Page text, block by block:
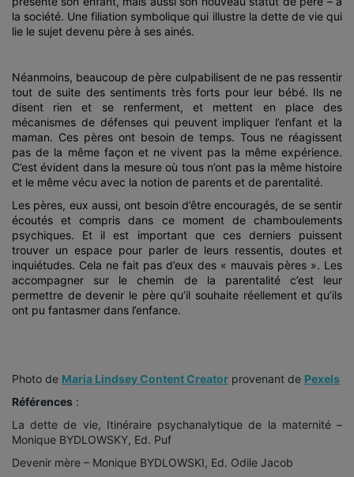
la société. Une filiation symbolique qui illustre la dette de vie qui
lie le sujet devenu père à ses ainés.
Néanmoins, beaucoup de père culpabilisent de ne pas ressentir
tout de suite des sentiments très forts pour leur bébé. Ils ne
disent rien et se renferment, et mettent en place des
mécanismes de défenses qui peuvent impliquer l’enfant et la
maman. Ces pères ont besoin de temps. Tous ne réagissent
pas de la même façon et ne vivent pas la même expérience.
C’est évident dans la mesure où tous n’ont pas la même histoire
et le même vécu avec la notion de parents et de parentalité.
Les pères, eux aussi, ont besoin d’être encouragés, de se sentir
écoutés et compris dans ce moment de chamboulements
psychiques. Et il est important que ces derniers puissent
trouver un espace pour parler de leurs ressentis, doutes et
inquiétudes. Cela ne fait pas d’eux des « mauvais pères ». Les
accompagner sur le chemin de la parentalité c’est leur
permettre de devenir le père qu’il souhaite réellement et qu’ils
ont pu fantasmer dans l’enfance.
Photo de Maria Lindsey Content Creator provenant de Pexels
Références :
La dette de vie, Itinéraire psychanalytique de la maternité –
Monique BYDLOWSKY, Ed. Puf
Devenir mère – Monique BYDLOWSKI, Ed. Odile Jacob